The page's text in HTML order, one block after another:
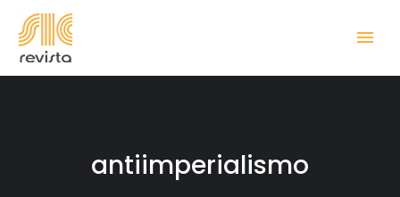
antiimperialismo